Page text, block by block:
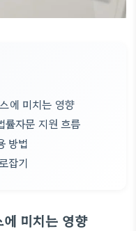
에 미치는 영향
률자문 지원 흐름
방법
잡기
미치는 영향